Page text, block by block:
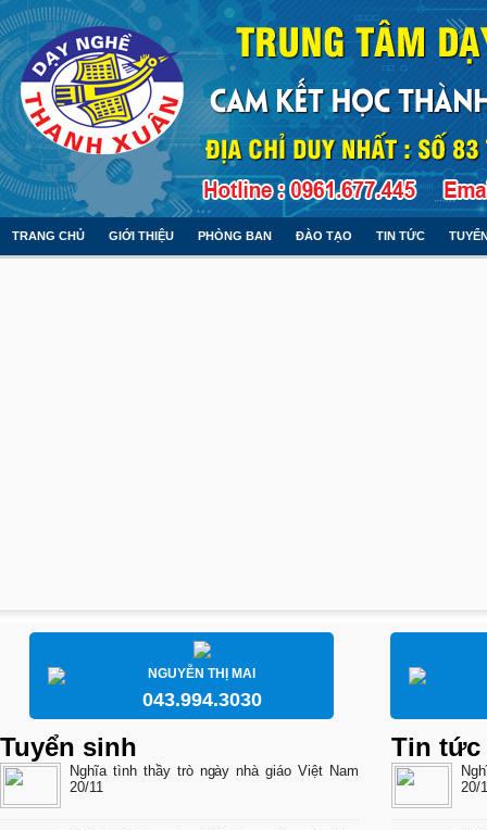
TRANG CHỦ GIỚI THIỆU PHÒNG BAN ĐÀO TẠO TIN TỨC
NGUYỄN THỊ MAI
043.994.3030
Tuyển sinh
Nghĩa tình thầy trò ngày nhà giáo Việt Nam
20/11
Tin tức
20/